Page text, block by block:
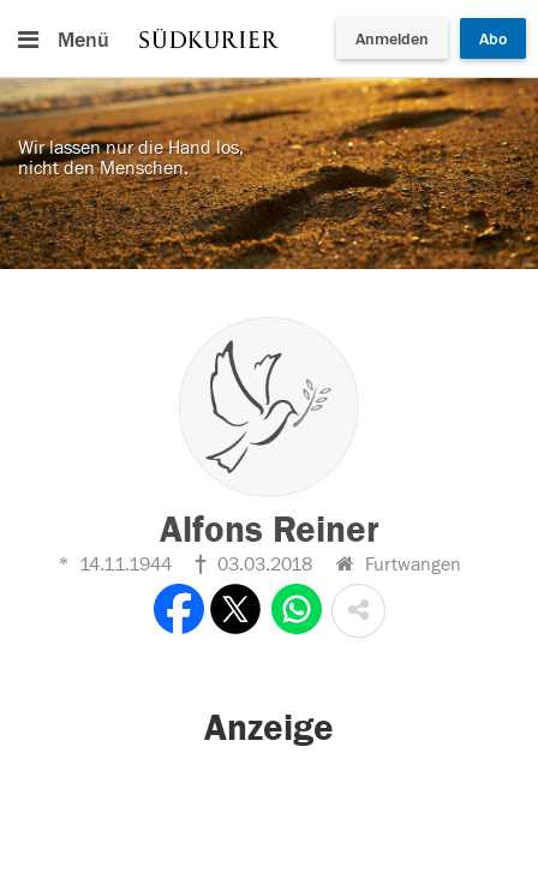
Menü Anmelden Abo
Wir lassen nur die Hand los,
nicht den Menschen.
Alfons Reiner
14.11.1944 03.03.2018 Furtwangen
Anzeige